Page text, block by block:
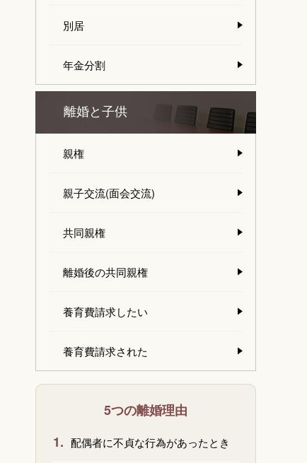
別居
年金分割
離婚と子供
親権
親子交流(面会交流)
共同親権
離婚後の共同親権
養育費請求したい
養育費請求された
5つの離婚理由
1. 配偶者に不貞な行為があったとき